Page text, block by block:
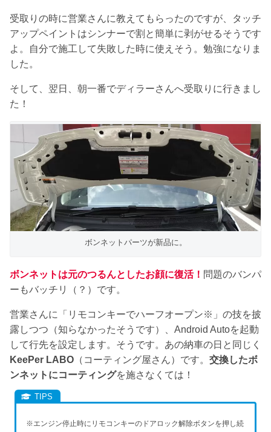
受取りの時に営業さんに教えてもらったのですが、タッチ
アップペイントはシンナーで割と簡単に剥がせるそうです
よ。自分で施工して失敗した時に使えそう。勉強になりま
した。
そして、翌日、朝一番でディラーさんへ受取りに行きまし
た！
ボンネットパーツが新品に。
ボンネットは元のつるんとしたお顔に復活！ 問題のバンパ
ーもバッチリ（？）です。
営業さんに「リモコンキーでハーフオープン※」の技を披
露しつつ（知らなかったそうです）、Android Autoを起動
して行先を設定します。そうです。あの納車の日と同じく
KeePer LABO （コーティング屋さん）です。 交換したボ
ンネットにコーティングを施さなくては！
※エンジン停止時にリモコンキーのドアロック解除ボタンを押し続